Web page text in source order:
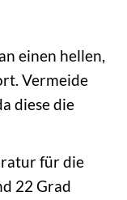
einen hellen,
Vermeide
diese die
für die
22 Grad